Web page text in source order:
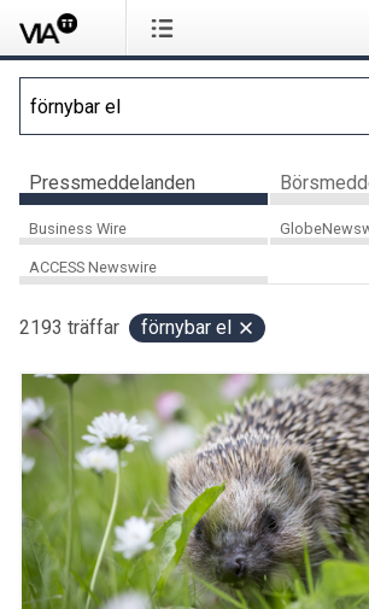
Pressmeddelanden
Business Wire
ACCESS Newswire
2193 träffar förnybar el